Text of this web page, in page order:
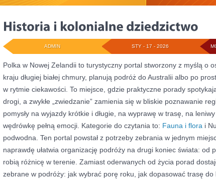
STY - 17 - 2026
ADMIN
Polka w Nowej Zelandii to turystyczny portal stworzony z myślą o
kraju długiej białej chmury, planują podróż do Australii albo po
w rytmie ciekawości. To miejsce, gdzie praktyczne porady
drogi, a zwykłe „zwiedzanie” zamienia się w bliskie poznawanie
pomysły na wyjazdy krótkie i długie, na wyprawę w trasę, na
wędrówkę pełną emocji. Kategorie do czytania to: Fauna i flora i
podwodna. Ten portal powstał z potrzeby zebrania w jednym
naprawdę ułatwia organizację podróży na drugi koniec świata: od
robią różnicę w terenie. Zamiast oderwanych od życia porad
zebrane w podróży: jak wybrać porę roku, jak dopasować trasę do